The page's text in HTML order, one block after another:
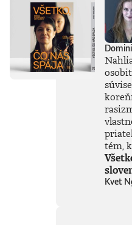
hraniciach, ktoré by
sme pri jej
používaní mali
jasne stanoviť.V
knihe Ako
premýšľať o umelej
inteligencii autor
čerpá zo svojich
skúseností, keďže
začiatku 80. rokov.
Vyváženie prínosov
kľúčovú výzvu našej
tém,
Kvet